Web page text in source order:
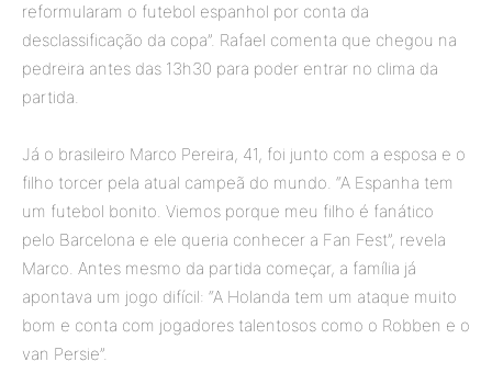
reformularam o futebol espanhol por conta da
desclassificação da copa”. Rafael comenta que chegou na
pedreira antes das 13h30 para poder entrar no clima da
partida.
Já o brasileiro Marco Pereira, 41, foi junto com a esposa e o
filho torcer pela atual campeã do mundo. “A Espanha tem
um futebol bonito. Viemos porque meu filho é fanático
pelo Barcelona e ele queria conhecer a Fan Fest”, revela
Marco. Antes mesmo da partida começar, a família já
apontava um jogo difícil: “A Holanda tem um ataque muito
bom e conta com jogadores talentosos como o Robben e o
van Persie”.